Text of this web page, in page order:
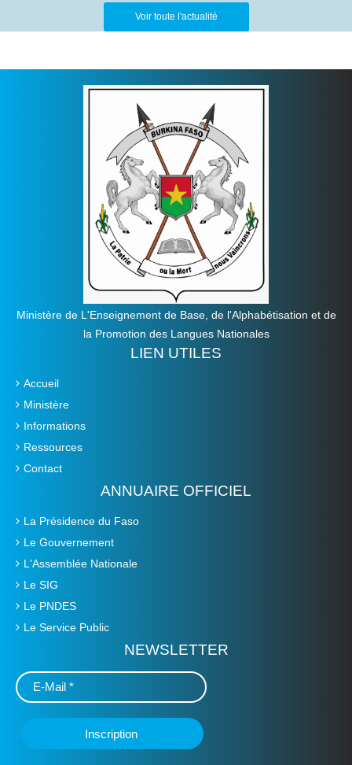
Voir toute l'actualité
Ministère de L'Enseignement de Base, de l'Alphabétisation et de
la Promotion des Langues Nationales
LIEN UTILES
Accueil
Ministère
Informations
Ressources
Contact
ANNUAIRE OFFICIEL
La Présidence du Faso
Le Gouvernement
L'Assemblée Nationale
Le SIG
Le PNDES
Le Service Public
NEWSLETTER